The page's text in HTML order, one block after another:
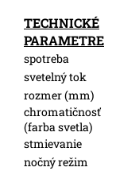
TECHNICKÉ
PARAMETRE
spotreba
svetelný tok
rozmer (mm)
chromatičnosť
(farba svetla)
stmievanie
nočný režim